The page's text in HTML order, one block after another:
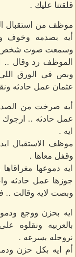
قلقتنا عليك .
موظف من استقبال
أيه بصدمه وخوف
وسمعت صوت شخص
الموظف رد وقال ..
وبص فى الورق
عثمان عمل حادثه
أيه صرخت من
عمل حادثه ..
ايه .
موظف الاستقبال
وقفل معاها .
ايه دموعها
جوزها عمل حادثه
وبصت لايه وقالت ..
ايه بحزن ووجع
بالعربيه ونقلوه
نروحله بسرعه .
أم ايه بكل حزن